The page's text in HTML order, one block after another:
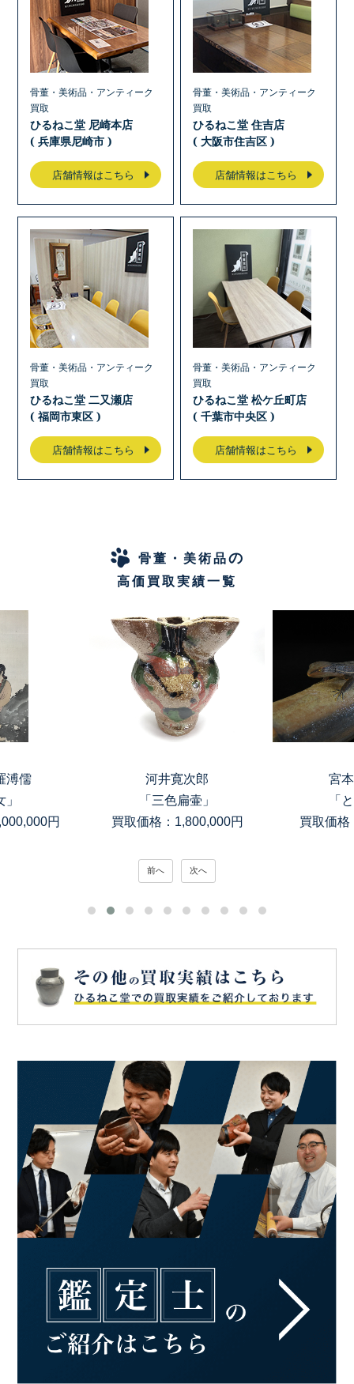
骨董・美術品・アンティーク
買取
ひるねこ堂 尼崎本店
( 兵庫県尼崎市 )
店舗情報はこちら
骨董・美術品・アンティーク
買取
ひるねこ堂 住吉店
( 大阪市住吉区 )
店舗情報はこちら
骨董・美術品・アンティーク
買取
ひるねこ堂 二又瀬店
( 福岡市東区 )
店舗情報はこちら
骨董・美術品・アンティーク
買取
ひるねこ堂 松ケ丘町店
( 千葉市中央区 )
店舗情報はこちら
骨董・美術品の
高価買取実績一覧
溥儒
円
河井寛次郎
「三色扁壷」
買取価格：1,800,000円
宮
「
買取価格
前へ 次へ